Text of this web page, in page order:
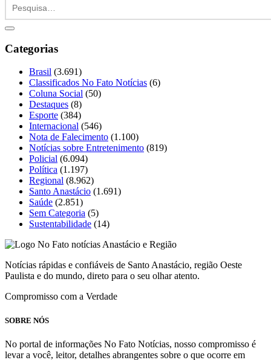
Categorias
Brasil (3.691)
Classificados No Fato Notícias (6)
Coluna Social (50)
Destaques (8)
Esporte (384)
Internacional (546)
Nota de Falecimento (1.100)
Notícias sobre Entretenimento (819)
Policial (6.094)
Política (1.197)
Regional (8.962)
Santo Anastácio (1.691)
Saúde (2.851)
Sem Categoria (5)
Sustentabilidade (14)
Notícias rápidas e confiáveis de Santo Anastácio, região Oeste
Paulista e do mundo, direto para o seu olhar atento.
Compromisso com a Verdade
SOBRE NÓS
No portal de informações No Fato Notícias, nosso compromisso é
levar a você, leitor, detalhes abrangentes sobre o que ocorre em